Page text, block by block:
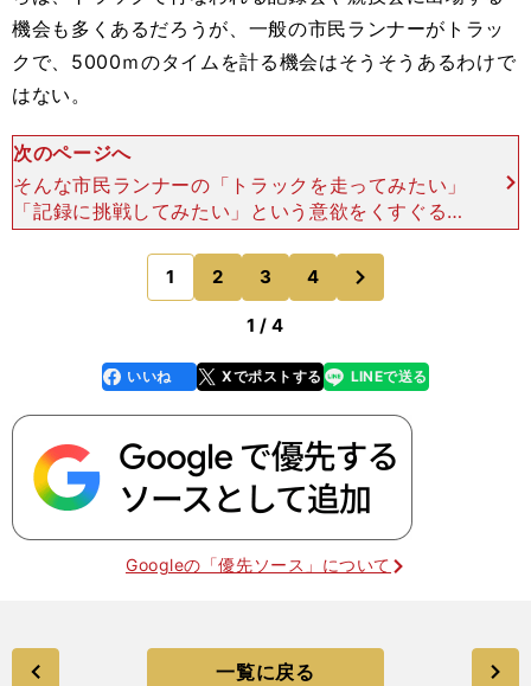
機会も多くあるだろうが、一般の市民ランナーがトラッ
クで、5000ｍのタイムを計る機会はそうそうあるわけで
はない。
次のページへ
そんな市民ランナーの「トラックを走ってみたい」
「記録に挑戦してみたい」という意欲をくすぐるこ
とで、回を重ねることに参加者は増え、徐々に大会
の規模も拡大。今大会は今大会は1000人以上の参
加者が集まった
1 2 3 4
のページへ
1 / 4
faceboo
k
いいね Xでポストする
line LINEで送る
Googleの「優先ソース」について
一覧に戻る